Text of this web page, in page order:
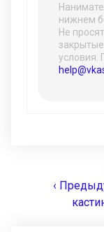
нижнем
Не
условия.
‹